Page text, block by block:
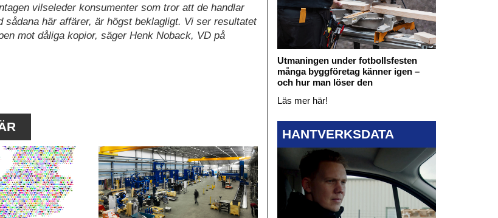
vilseleder konsumenter som tror att de handlar
här affärer, är högst beklagligt. Vi ser resultatet
mot dåliga kopior, säger Henk Noback, VD på
Utmaningen under fotbollsfesten
många byggföretag känner igen –
och hur man löser den
Läs mer här!
HANTVERKSDATA